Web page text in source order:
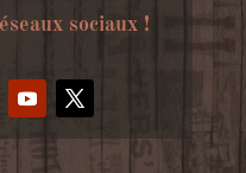
sociaux !